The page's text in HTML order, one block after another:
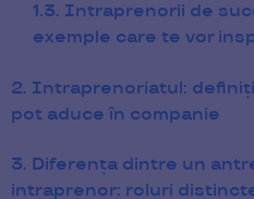
1.3. Intraprenorii de
exemple care te vor
2. Intraprenoriatul:
pot aduce în companie
3. Diferența dintre un
intraprenor: roluri